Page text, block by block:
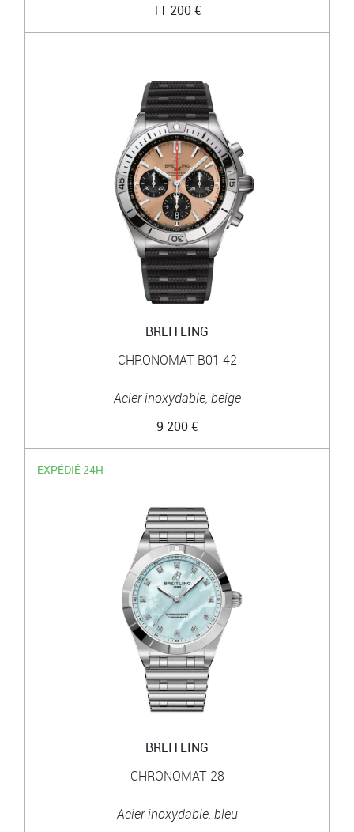
11 200 €
BREITLING
CHRONOMAT B01 42
Acier inoxydable, beige
9 200 €
EXPÉDIÉ 24H
BREITLING
CHRONOMAT 28
Acier inoxydable, bleu